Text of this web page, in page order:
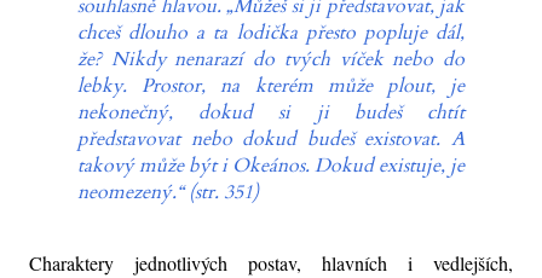
souhlasně hlavou. „Můžeš si ji představovat, jak
chceš dlouho a ta lodička přesto popluje dál,
že? Nikdy nenarazí do tvých víček nebo do
lebky. Prostor, na kterém může plout, je
nekonečný, dokud si ji budeš chtít
představovat nebo dokud budeš existovat. A
takový může být i Okeános. Dokud existuje, je
neomezený.“ (str. 351)
Charaktery jednotlivých postav, hlavních i vedlejších,